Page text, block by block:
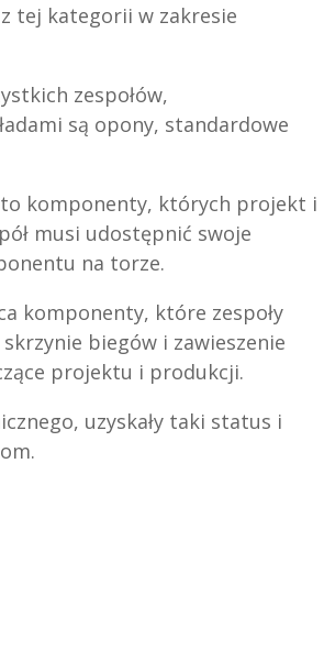
tej kategorii w zakresie
zespołów,
są opony, standardowe
komponenty, których projekt i
musi udostępnić swoje
na torze.
komponenty, które zespoły
biegów i zawieszenie
projektu i produkcji.
uzyskały taki status i